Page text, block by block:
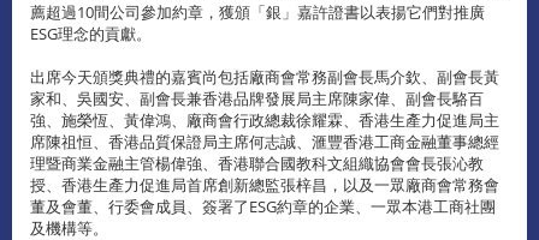
薦超過10間公司參加約章，獲頒「銀」嘉許證書以表揚它們對推廣
ESG理念的貢獻。
出席今天頒獎典禮的嘉賓尚包括廠商會常務副會長馬介欽、副會長黃
家和、吳國安、副會長兼香港品牌發展局主席陳家偉、副會長駱百
強、施榮恆、黃偉鴻、廠商會行政總裁徐耀霖、香港生產力促進局主
席陳祖恒、香港品質保證局主席何志誠、滙豐香港工商金融董事總經
理暨商業金融主管楊偉強、香港聯合國教科文組織協會會長張沁教
授、香港生產力促進局首席創新總監張梓昌，以及一眾廠商會常務會
董及會董、行委會成員、簽署了ESG約章的企業、一眾本港工商社團
及機構等。